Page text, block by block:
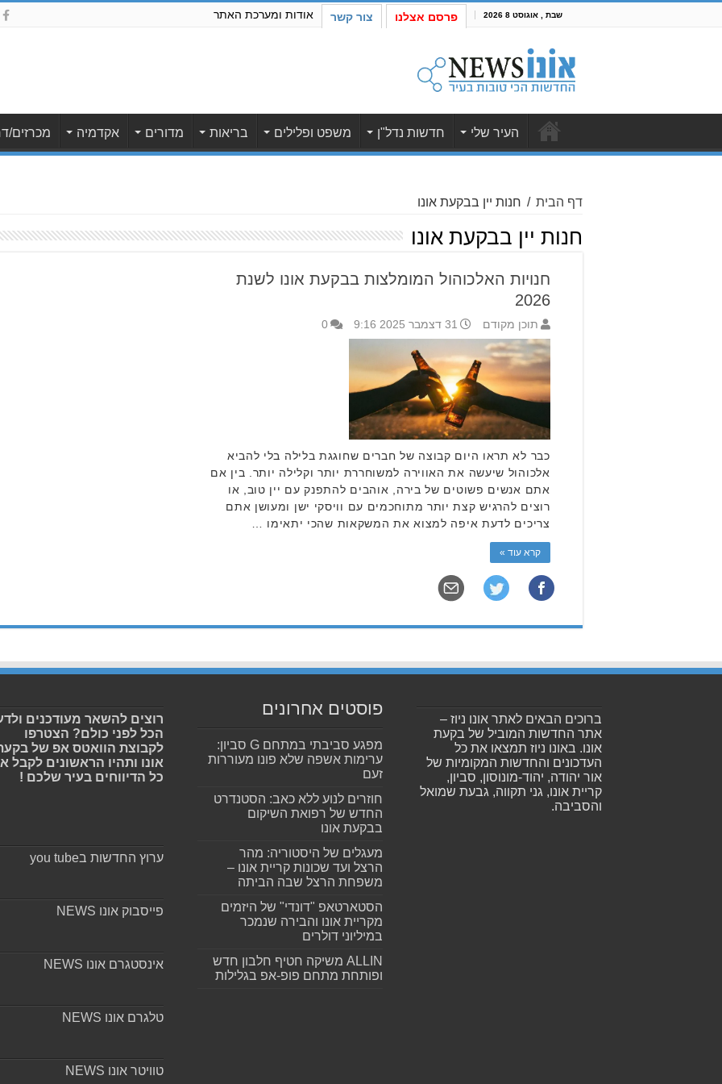
שבת , אוגוסט 8 2026 פרסם אצלנו צור קשר אודות ומערכת האתר
העיר שלי חדשות נדל"ן משפט ופלילים בריאות מדורים אקדמיה מכרזים/
דף הבית / חנות יין בבקעת אונו
חנות יין בבקעת אונו
חנויות האלכוהול המומלצות בבקעת אונו לשנת
2026
תוכן מקודם 31 דצמבר 2025 9:16 0
כבר לא תראו היום קבוצה של חברים שחוגגת בלילה בלי להביא
אלכוהול שיעשה את האווירה למשוחררת יותר וקלילה יותר. בין אם
אתם אנשים פשוטים של בירה, אוהבים להתפנק עם יין טוב, או
רוצים להרגיש קצת יותר מתוחכמים עם וויסקי ישן ומעושן אתם
צריכים לדעת איפה למצוא את המשקאות שהכי יתאימו …
קרא עוד »
ברוכים הבאים לאתר אונו ניוז –
אתר החדשות המוביל של בקעת
אונו. באונו ניוז תמצאו את כל
העדכונים והחדשות המקומיות של
אור יהודה, יהוד-מונוסון, סביון,
קריית אונו, גני תקווה, גבעת שמואל
והסביבה.
פוסטים אחרונים
מפגע סביבתי במתחם G סביון:
ערימות אשפה שלא פונו מעוררות
זעם
חוזרים לנוע ללא כאב: הסטנדרט
החדש של רפואת השיקום
בבקעת אונו
מעגלים של היסטוריה: מהר
הרצל ועד שכונות קריית אונו –
משפחת הרצל שבה הביתה
הסטארטאפ "דונדי" של היזמים
מקריית אונו והבירה שנמכר
במיליוני דולרים
ALLIN משיקה חטיף חלבון חדש
ופותחת מתחם פופ-אפ בגלילות
רוצים להשאר מעודכנים
הכל לפני כולם? הצטרפו
לקבוצת הוואטס אפ של
אונו ותהיו הראשונים לקבל
כל הדיווחים בעיר שלכם !
ערוץ החדשות בyou tube
פייסבוק אונו NEWS
אינסטגרם אונו NEWS
טלגרם אונו NEWS
טוויטר אונו NEWS